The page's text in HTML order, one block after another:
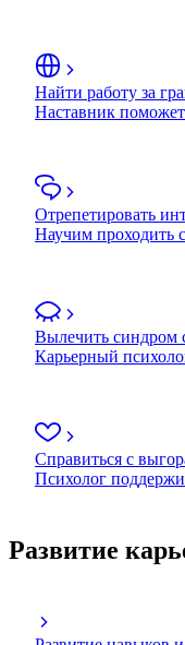
Найти работу за
Наставник
Отрепетировать
Научим проходить
Вылечить синдром
Карьерный
Справиться с
Психолог
Развитие